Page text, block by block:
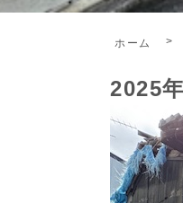
ホーム
2025